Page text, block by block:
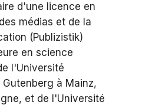
d'une licence en
médias et de la
(Publizistik)
en science
l'Université
à Mainz,
et de l'Université